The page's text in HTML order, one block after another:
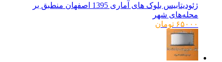
ژئودیتابیس بلوک های آماری 1395 اصفهان منطبق بر
محله‌های شهر
۶۵۰۰۰ تومان